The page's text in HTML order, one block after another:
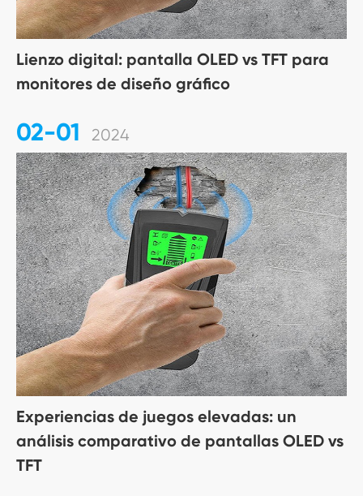
Lienzo digital: pantalla OLED vs TFT para
monitores de diseño gráfico
02-01 2024
Experiencias de juegos elevadas: un
análisis comparativo de pantallas OLED vs
TFT